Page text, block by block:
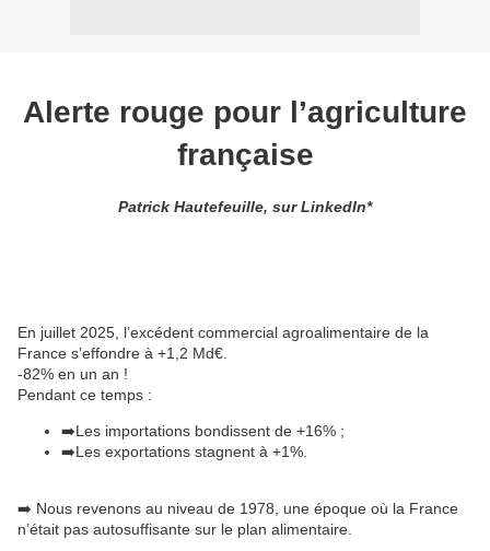
Alerte rouge pour l’agriculture
française
Patrick Hautefeuille, sur LinkedIn*
En juillet 2025, l’excédent commercial agroalimentaire de la
France s’effondre à +1,2 Md€.
-82% en un an !
Pendant ce temps :
➡️Les importations bondissent de +16% ;
➡️Les exportations stagnent à +1%.
➡️ Nous revenons au niveau de 1978, une époque où la France
n’était pas autosuffisante sur le plan alimentaire.